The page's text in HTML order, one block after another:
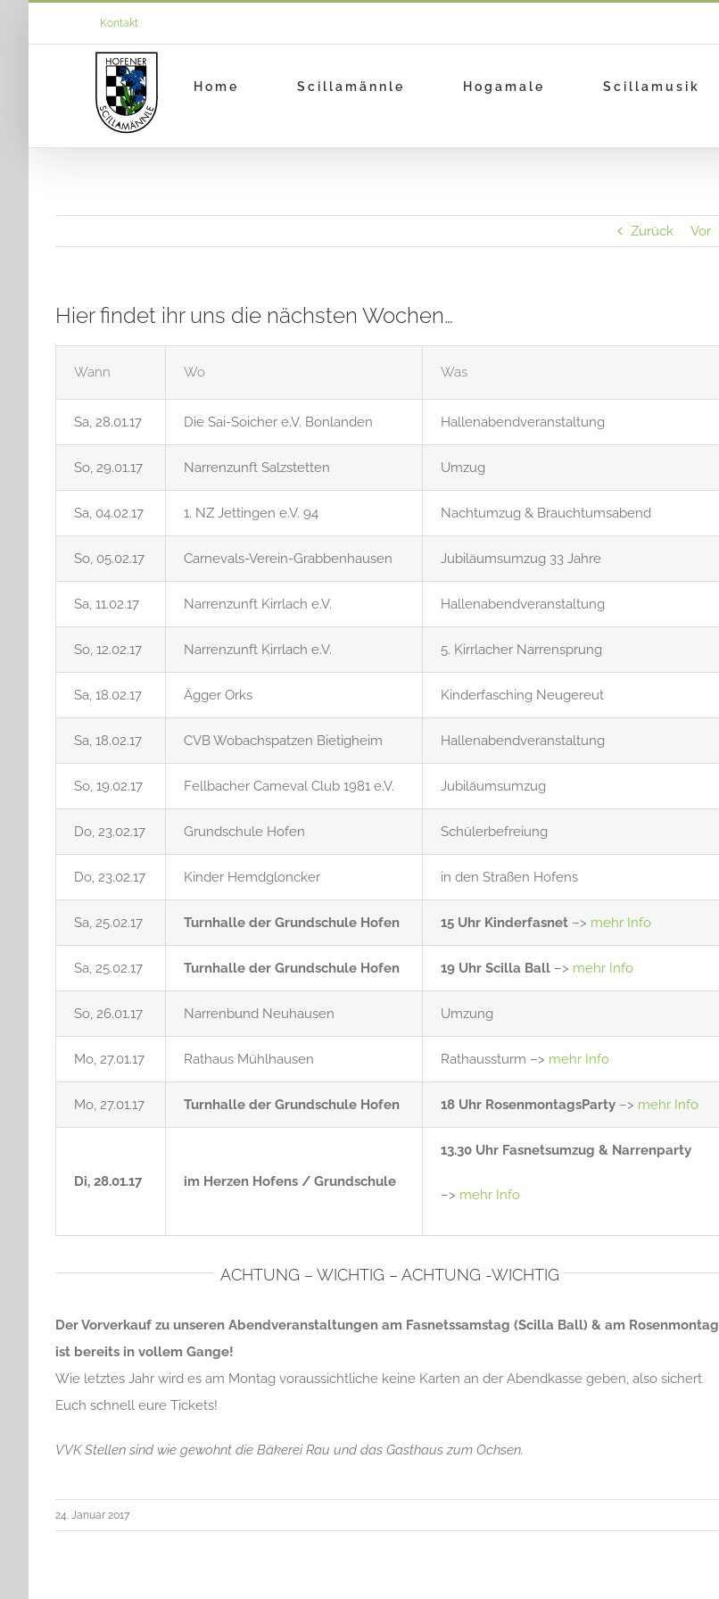
Kontakt
Home Scillamännle Hogamale Scillamusik
Zurück Vor
Hier findet ihr uns die nächsten Wochen…
Wann Wo Was
Sa, 28.01.17 Die Sai-Soicher e.V. Bonlanden Hallenabendveranstaltung
So, 29.01.17 Narrenzunft Salzstetten Umzug
Sa, 04.02.17 1. NZ Jettingen e.V. 94 Nachtumzug & Brauchtumsabend
So, 05.02.17 Carnevals-Verein-Grabbenhausen Jubiläumsumzug 33 Jahre
Sa, 11.02.17 Narrenzunft Kirrlach e.V. Hallenabendveranstaltung
So, 12.02.17 Narrenzunft Kirrlach e.V. 5. Kirrlacher Narrensprung
Sa, 18.02.17 Ägger Orks Kinderfasching Neugereut
Sa, 18.02.17 CVB Wobachspatzen Bietigheim Hallenabendveranstaltung
So, 19.02.17 Fellbacher Carneval Club 1981 e.V. Jubiläumsumzug
Do, 23.02.17 Grundschule Hofen Schülerbefreiung
Do, 23.02.17 Kinder Hemdgloncker in den Straßen Hofens
Sa, 25.02.17 Turnhalle der Grundschule Hofen 15 Uhr Kinderfasnet –> mehr Info
Sa, 25.02.17 Turnhalle der Grundschule Hofen 19 Uhr Scilla Ball –> mehr Info
So, 26.01.17 Narrenbund Neuhausen Umzung
Mo, 27.01.17 Rathaus Mühlhausen Rathaussturm –> mehr Info
Mo, 27.01.17 Turnhalle der Grundschule Hofen 18 Uhr RosenmontagsParty –> mehr Info
Di, 28.01.17 im Herzen Hofens / Grundschule
13.30 Uhr Fasnetsumzug & Narrenparty
–> mehr Info
ACHTUNG – WICHTIG – ACHTUNG -WICHTIG
Der Vorverkauf zu unseren Abendveranstaltungen am Fasnetssamstag (Scilla Ball) & am Rosenmontag
ist bereits in vollem Gange!
Wie letztes Jahr wird es am Montag voraussichtliche keine Karten an der Abendkasse geben, also sichert
Euch schnell eure Tickets!
VVK Stellen sind wie gewohnt die Bäkerei Rau und das Gasthaus zum Ochsen.
24. Januar 2017